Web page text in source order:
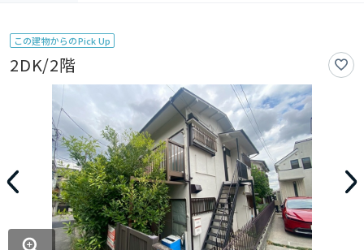
この建物からのPick Up
2DK/2階